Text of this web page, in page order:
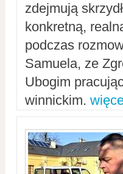
zdejmują
konkretną,
podczas
Samuela, ze
Ubogim
winnickim.